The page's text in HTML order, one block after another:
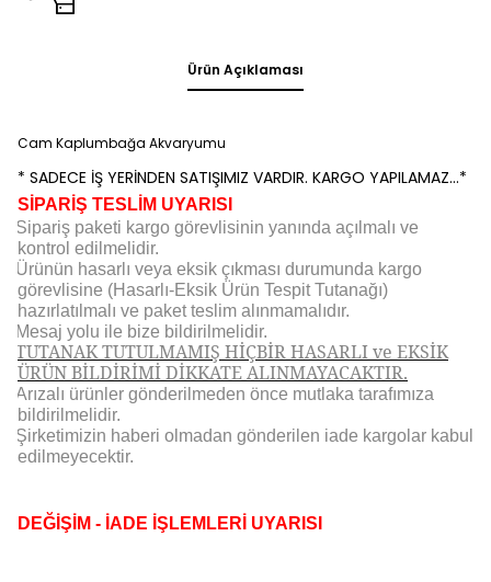
Ürün Açıklaması
Cam Kaplumbağa Akvaryumu
* SADECE İŞ YERİNDEN SATIŞIMIZ VARDIR. KARGO YAPILAMAZ...*
SİPARİŞ TESLİM UYARISI
Sipariş paketi kargo görevlisinin yanında açılmalı ve
kontrol edilmelidir.
Ürünün hasarlı veya eksik çıkması durumunda kargo
görevlisine (Hasarlı-Eksik Ürün Tespit Tutanağı)
hazırlatılmalı ve paket teslim alınmamalıdır.
Mesaj yolu ile bize bildirilmelidir.
TUTANAK TUTULMAMIŞ HİÇBİR HASARLI ve EKSİK
ÜRÜN BİLDİRİMİ DİKKATE ALINMAYACAKTIR.
Arızalı ürünler gönderilmeden önce mutlaka tarafımıza
bildirilmelidir.
Şirketimizin haberi olmadan gönderilen iade kargolar kabul
edilmeyecektir.
DEĞİŞİM - İADE İŞLEMLERİ UYARISI